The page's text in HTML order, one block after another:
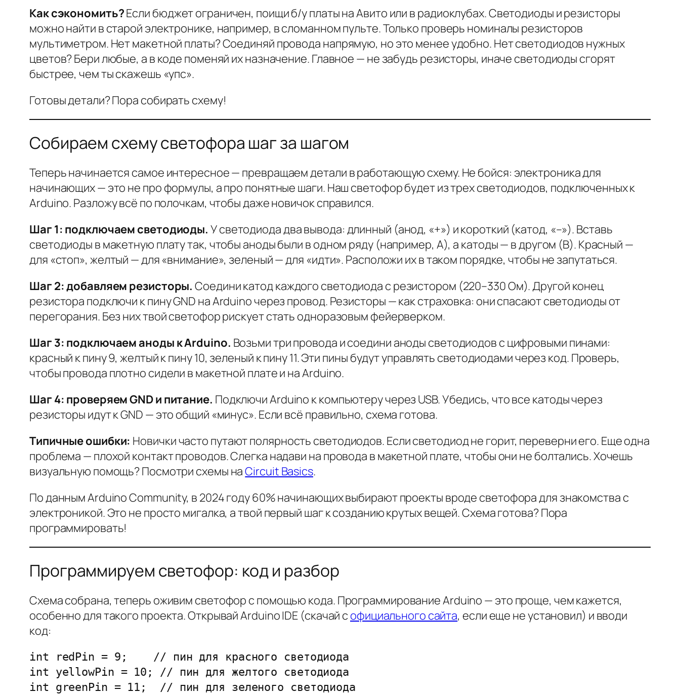
Как сэкономить?Если бюджет ограничен, поищи б/у платы на Авито или в радиоклубах. Светодиоды и резисторы
можно найти в старой электронике, например, в сломанном пульте. Только проверь номиналы резисторов
мультиметром. Нет макетной платы? Соединяй провода напрямую, но это менее удобно. Нет светодиодов нужных
цветов? Бери любые, а в коде поменяй их назначение. Главное — не забудь резисторы, иначе светодиоды сгорят
быстрее, чем ты скажешь «упс».
Готовы детали? Пора собирать схему!
Собираем схему светофора шаг за шагом
Теперь начинается самое интересное — превращаем детали в работающую схему. Не бойся: электроника для
начинающих — это не про формулы, а про понятные шаги. Наш светофор будет из трех светодиодов, подключенных к
Arduino. Разложу всё по полочкам, чтобы даже новичок справился.
Шаг 1: подключаем светодиоды. У светодиода два вывода: длинный (анод, «+») и короткий (катод, «–»). Вставь
светодиоды в макетную плату так, чтобы аноды были в одном ряду (например, A), а катоды — в другом (B). Красный —
для «стоп», желтый — для «внимание», зеленый — для «идти». Расположи их в таком порядке, чтобы не запутаться.
Шаг 2: добавляем резисторы. Соедини катод каждого светодиода с резистором (220–330 Ом). Другой конец
резистора подключи к пину GND на Arduino через провод. Резисторы — как страховка: они спасают светодиоды от
перегорания. Без них твой светофор рискует стать одноразовым фейерверком.
Шаг 3: подключаем аноды к Arduino. Возьми три провода и соедини аноды светодиодов с цифровыми пинами:
красный к пину 9, желтый к пину 10, зеленый к пину 11. Эти пины будут управлять светодиодами через код. Проверь,
чтобы провода плотно сидели в макетной плате и на Arduino.
Шаг 4: проверяем GND и питание. Подключи Arduino к компьютеру через USB. Убедись, что все катоды через
резисторы идут к GND — это общий «минус». Если всё правильно, схема готова.
Типичные ошибки: Новички часто путают полярность светодиодов. Если светодиод не горит, переверни его. Еще одна
проблема — плохой контакт проводов. Слегка надави на провода в макетной плате, чтобы они не болтались. Хочешь
визуальную помощь? Посмотри схемы наCircuit Basics.
По данным Arduino Community, в 2024 году 60% начинающих выбирают проекты вроде светофора для знакомства с
электроникой. Это не просто мигалка, а твой первый шаг к созданию крутых вещей. Схема готова? Пора
программировать!
Программируем светофор: код и разбор
Схема собрана, теперь оживим светофор с помощью кода. Программирование Arduino — это проще, чем кажется,
особенно для такого проекта. Открывай Arduino IDE (скачай с официального сайта, если еще не установил) и вводи
код:
int redPin = 9;    // пин для красного светодиода
int yellowPin = 10; // пин для желтого светодиода
int greenPin = 11;  // пин для зеленого светодиода